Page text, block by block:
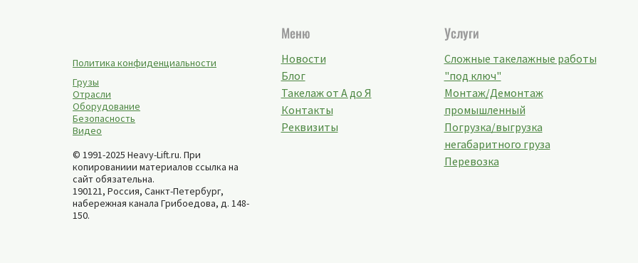
Политика конфиденциальности
Грузы
Отрасли
Оборудование
Безопасность
Видео
© 1991-2025 Heavy-Lift.ru. При
копированиии материалов ссылка на
сайт обязательна.
190121, Россия, Санкт-Петербург,
набережная канала Грибоедова, д. 148-
150.
Меню
Новости
Блог
Такелаж от А до Я
Контакты
Реквизиты
Услуги
Сложные такелажные работы
"под ключ"
Монтаж/Демонтаж
промышленный
Погрузка/выгрузка
негабаритного груза
Перевозка